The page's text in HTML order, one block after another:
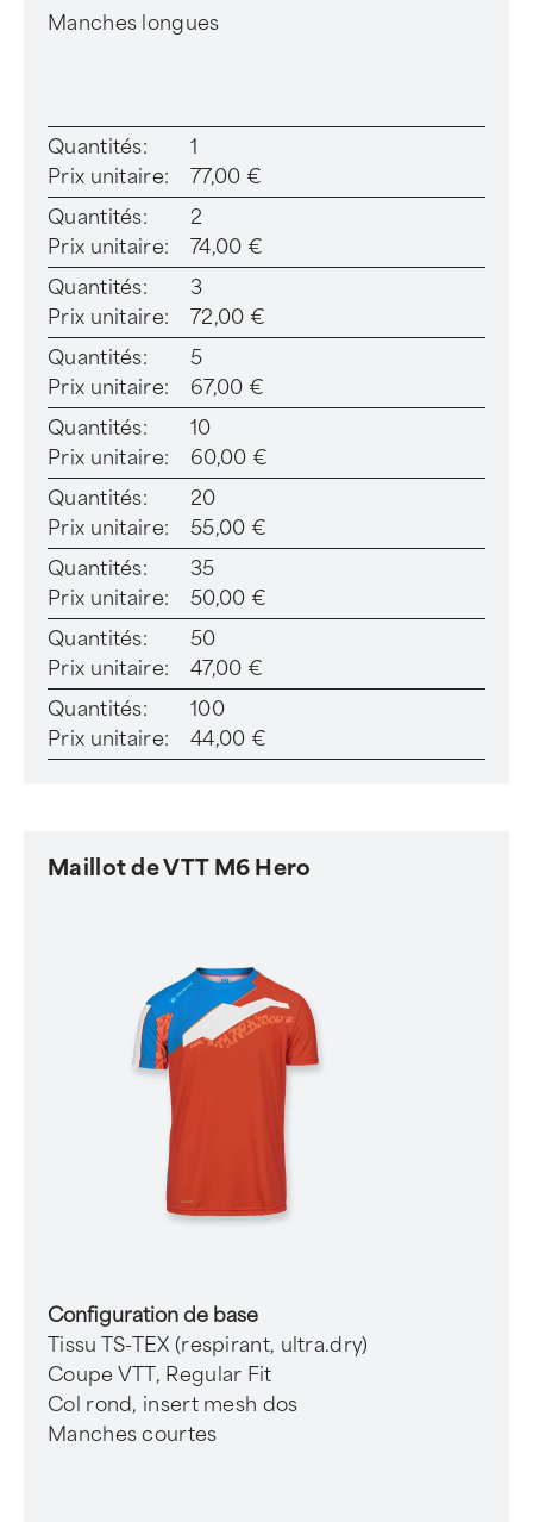
Manches longues
Quantités:
1
Prix unitaire:
77,00 €
Quantités:
2
Prix unitaire:
74,00 €
Quantités:
3
Prix unitaire:
72,00 €
Quantités:
5
Prix unitaire:
67,00 €
Quantités:
10
Prix unitaire:
60,00 €
Quantités:
20
Prix unitaire:
55,00 €
Quantités:
35
Prix unitaire:
50,00 €
Quantités:
50
Prix unitaire:
47,00 €
Quantités:
100
Prix unitaire:
44,00 €
Maillot de VTT M6 Hero
Configuration de base
Tissu TS-TEX (respirant, ultra.dry)
Coupe VTT, Regular Fit
Col rond, insert mesh dos
Manches courtes